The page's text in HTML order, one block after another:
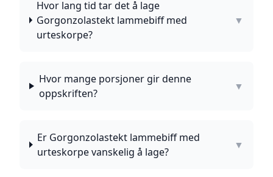
Hvor lang tid tar det å lage
Gorgonzolastekt lammebiff med
urteskorpe?
▼
Hvor mange porsjoner gir denne
oppskriften?
▼
Er Gorgonzolastekt lammebiff med
urteskorpe vanskelig å lage?
▼